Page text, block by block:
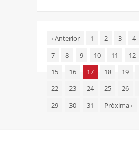
‹Anterior 1 2 3 4
7
8 9 10 11 12
15
16 17 18 19
22
23 24 25 26
29
30 31 Próxima›